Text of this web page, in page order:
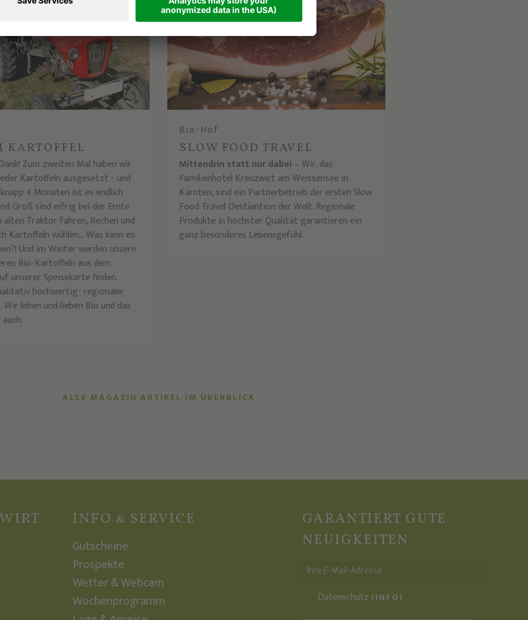
KARTOFFEL
Zum zweiten Mal haben wir
Kartoffeln ausgesetzt - und
4 Monaten ist es endlich
Groß sind eifrig bei der Ernte
Traktor fahren, Rechen und
Kartoffeln wühlen... Was kann es
Und im Winter werden unsere
Bio-Kartoffeln aus dem
unserer Speisekarte finden.
hochwertig- regionaler
leben und lieben Bio und das
Bio-Hof
SLOW FOOD TRAVEL
Mittendrin statt nur dabei – Wir, das
Familienhotel Kreuzwirt am Weissensee in
Kärnten, sind ein Partnerbetrieb der ersten Slow
Food Travel Destiantion der Welt. Regionale
Produkte in höchster Qualität garantieren ein
ganz besonderes Lebensgefühl.
ALLE MAGAZIN ARTIKEL IM ÜBERBLICK
INFO & SERVICE
Gutscheine
Prospekte
Wetter & Webcam
Wochenprogramm
GARANTIERT GUTE
NEUIGKEITEN
Datenschutz (INFO)